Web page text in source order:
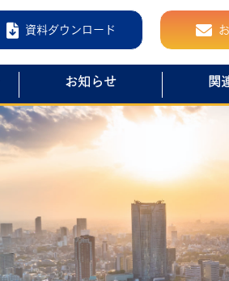
資料ダウンロード
お知らせ 関